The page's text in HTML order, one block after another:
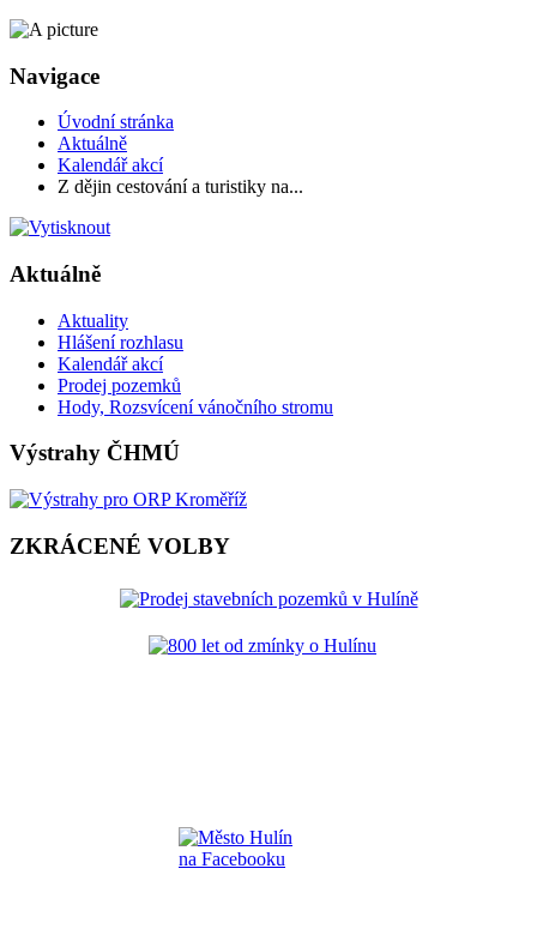
Navigace
Úvodní stránka
Aktuálně
Kalendář akcí
Z dějin cestování a turistiky na...
Aktuálně
Aktuality
Hlášení rozhlasu
Kalendář akcí
Prodej pozemků
Hody, Rozsvícení vánočního stromu
Výstrahy ČHMÚ
ZKRÁCENÉ VOLBY